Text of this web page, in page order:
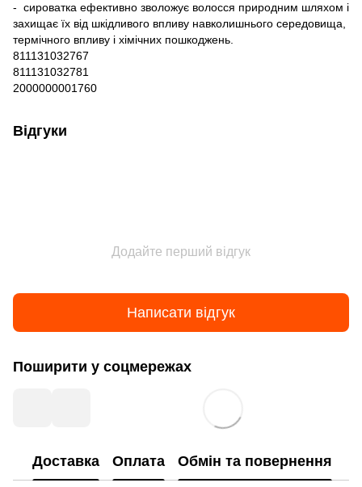
- сироватка ефективно зволожує волосся природним шляхом і
захищає їх від шкідливого впливу навколишнього середовища,
термічного впливу і хімічних пошкоджень.
811131032767
811131032781
2000000001760
Відгуки
Додайте перший відгук
Написати відгук
Поширити у соцмережах
Доставка Оплата Обмін та повернення